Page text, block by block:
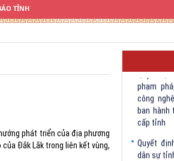
TỈNH
phát triển của địa phương
Đắk Lắk trong liên kết vùng,
phạm
công
ban
cấp tỉnh
Quyết
dân sự
Quyết
đầu tư dự
tại thành